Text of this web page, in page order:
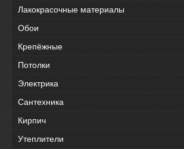
Лакокрасочные материалы
Обои
Крепёжные
Потолки
Электрика
Сантехника
Кирпич
Утеплители